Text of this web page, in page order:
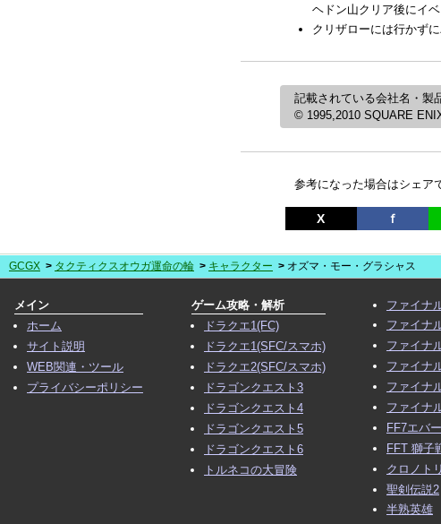
ヘドン山クリア後にイ
クリザローには行かず
記載されている会社名・製
© 1995,2010 SQUARE
参考になった場合はシェア
X ｆ
GCGX タクティクスオウガ運命の輪 キャラクター オズマ・モー・グラシャス
メイン
ホーム
サイト説明
WEB関連・ツール
プライバシーポリシー
ゲーム攻略・解析
ドラクエ1(FC)
ドラクエ1(SFC/スマホ)
ドラクエ2(SFC/スマホ)
ドラゴンクエスト3
ドラゴンクエスト4
ドラゴンクエスト5
ドラゴンクエスト6
トルネコの大冒険
ファイナ
ファイナ
ファイナ
ファイナ
ファイナ
ファイナ
FF7エバ
FFT 獅子
クロノト
聖剣伝説2
半熟英雄